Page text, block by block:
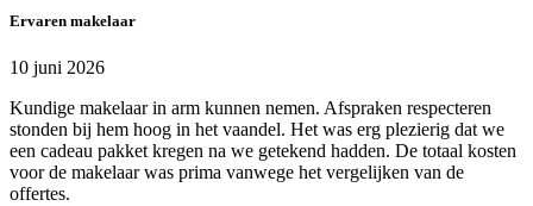
Ervaren makelaar
10 juni 2026
Kundige makelaar in arm kunnen nemen. Afspraken respecteren
stonden bij hem hoog in het vaandel. Het was erg plezierig dat we
een cadeau pakket kregen na we getekend hadden. De totaal kosten
voor de makelaar was prima vanwege het vergelijken van de
offertes.